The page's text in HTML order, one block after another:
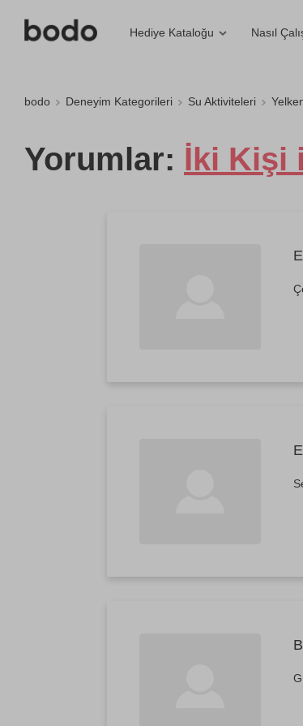
Hediye Kataloğu Nasıl
bodo Deneyim Kategorileri Su Aktiviteleri
Yorumlar: İki Kişi